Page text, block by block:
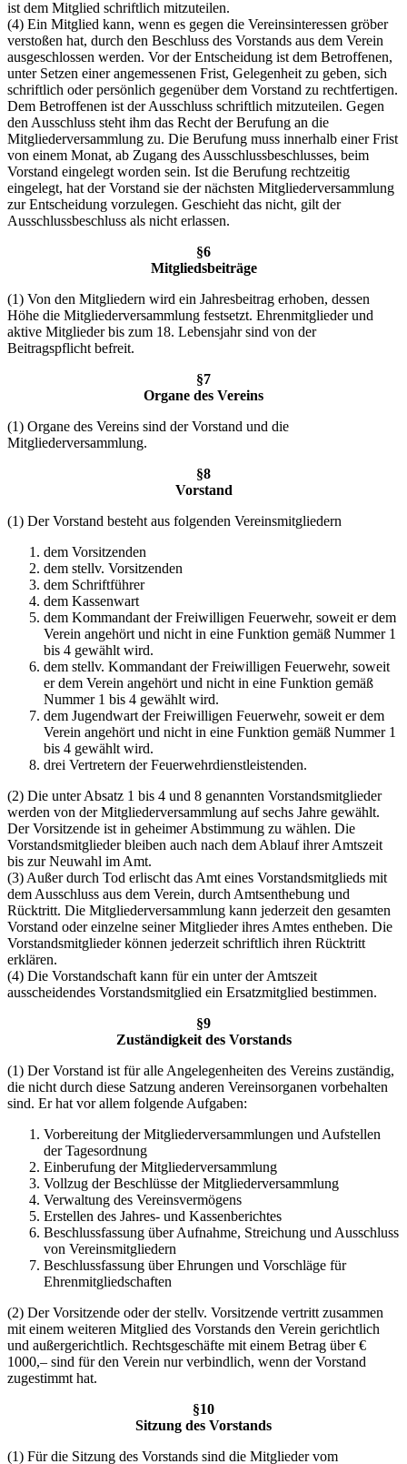
ist dem Mitglied schriftlich mitzuteilen.
(4) Ein Mitglied kann, wenn es gegen die Vereinsinteressen gröber
verstoßen hat, durch den Beschluss des Vorstands aus dem Verein
ausgeschlossen werden. Vor der Entscheidung ist dem Betroffenen,
unter Setzen einer angemessenen Frist, Gelegenheit zu geben, sich
schriftlich oder persönlich gegenüber dem Vorstand zu rechtfertigen.
Dem Betroffenen ist der Ausschluss schriftlich mitzuteilen. Gegen
den Ausschluss steht ihm das Recht der Berufung an die
Mitgliederversammlung zu. Die Berufung muss innerhalb einer Frist
von einem Monat, ab Zugang des Ausschlussbeschlusses, beim
Vorstand eingelegt worden sein. Ist die Berufung rechtzeitig
eingelegt, hat der Vorstand sie der nächsten Mitgliederversammlung
zur Entscheidung vorzulegen. Geschieht das nicht, gilt der
Ausschlussbeschluss als nicht erlassen.
§6
Mitgliedsbeiträge
(1) Von den Mitgliedern wird ein Jahresbeitrag erhoben, dessen
Höhe die Mitgliederversammlung festsetzt. Ehrenmitglieder und
aktive Mitglieder bis zum 18. Lebensjahr sind von der
Beitragspflicht befreit.
§7
Organe des Vereins
(1) Organe des Vereins sind der Vorstand und die
Mitgliederversammlung.
§8
Vorstand
(1) Der Vorstand besteht aus folgenden Vereinsmitgliedern
dem Vorsitzenden
dem stellv. Vorsitzenden
dem Schriftführer
dem Kassenwart
dem Kommandant der Freiwilligen Feuerwehr, soweit er dem
Verein angehört und nicht in eine Funktion gemäß Nummer 1
bis 4 gewählt wird.
dem stellv. Kommandant der Freiwilligen Feuerwehr, soweit
er dem Verein angehört und nicht in eine Funktion gemäß
Nummer 1 bis 4 gewählt wird.
dem Jugendwart der Freiwilligen Feuerwehr, soweit er dem
Verein angehört und nicht in eine Funktion gemäß Nummer 1
bis 4 gewählt wird.
drei Vertretern der Feuerwehrdienstleistenden.
(2) Die unter Absatz 1 bis 4 und 8 genannten Vorstandsmitglieder
werden von der Mitgliederversammlung auf sechs Jahre gewählt.
Der Vorsitzende ist in geheimer Abstimmung zu wählen. Die
Vorstandsmitglieder bleiben auch nach dem Ablauf ihrer Amtszeit
bis zur Neuwahl im Amt.
(3) Außer durch Tod erlischt das Amt eines Vorstandsmitglieds mit
dem Ausschluss aus dem Verein, durch Amtsenthebung und
Rücktritt. Die Mitgliederversammlung kann jederzeit den gesamten
Vorstand oder einzelne seiner Mitglieder ihres Amtes entheben. Die
Vorstandsmitglieder können jederzeit schriftlich ihren Rücktritt
erklären.
(4) Die Vorstandschaft kann für ein unter der Amtszeit
ausscheidendes Vorstandsmitglied ein Ersatzmitglied bestimmen.
§9
Zuständigkeit des Vorstands
(1) Der Vorstand ist für alle Angelegenheiten des Vereins zuständig,
die nicht durch diese Satzung anderen Vereinsorganen vorbehalten
sind. Er hat vor allem folgende Aufgaben:
Vorbereitung der Mitgliederversammlungen und Aufstellen
der Tagesordnung
Einberufung der Mitgliederversammlung
Vollzug der Beschlüsse der Mitgliederversammlung
Verwaltung des Vereinsvermögens
Erstellen des Jahres- und Kassenberichtes
Beschlussfassung über Aufnahme, Streichung und Ausschluss
von Vereinsmitgliedern
Beschlussfassung über Ehrungen und Vorschläge für
Ehrenmitgliedschaften
(2) Der Vorsitzende oder der stellv. Vorsitzende vertritt zusammen
mit einem weiteren Mitglied des Vorstands den Verein gerichtlich
und außergerichtlich. Rechtsgeschäfte mit einem Betrag über €
1000,– sind für den Verein nur verbindlich, wenn der Vorstand
zugestimmt hat.
§10
Sitzung des Vorstands
(1) Für die Sitzung des Vorstands sind die Mitglieder vom